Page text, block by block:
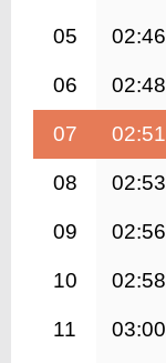
05 02:46
06 02:48
07 02:51
08 02:53
09 02:56
10 02:58
11 03:00